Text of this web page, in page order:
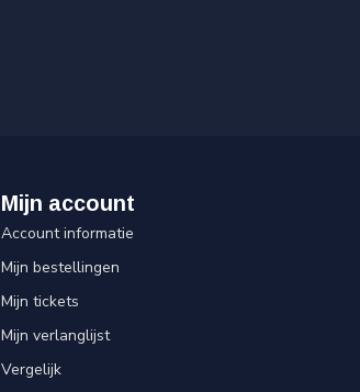
Mijn account
Account informatie
Mijn bestellingen
Mijn tickets
Mijn verlanglijst
Vergelijk